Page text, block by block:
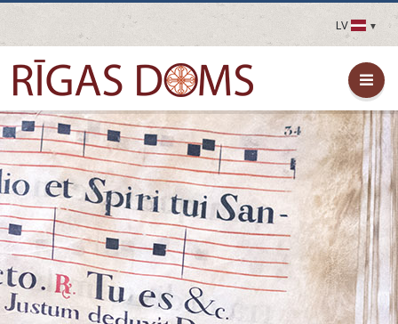
LV
LV
EN
DE
FR
UA
LT
EE
FI